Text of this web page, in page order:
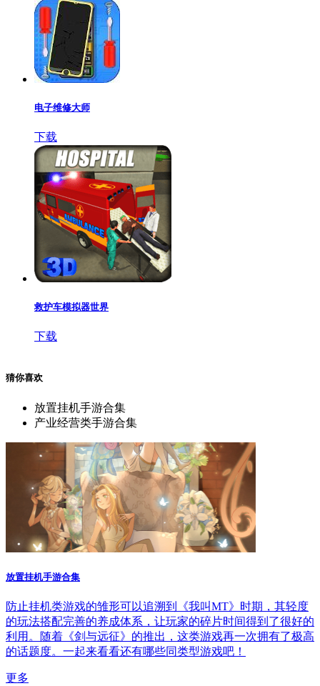
电子维修大师
下载
救护车模拟器世界
下载
猜你喜欢
放置挂机手游合集
产业经营类手游合集
放置挂机手游合集
防止挂机类游戏的雏形可以追溯到《我叫MT》时期，其轻度
的玩法搭配完善的养成体系，让玩家的碎片时间得到了很好的
利用。随着《剑与远征》的推出，这类游戏再一次拥有了极高
的话题度。一起来看看还有哪些同类型游戏吧！
更多